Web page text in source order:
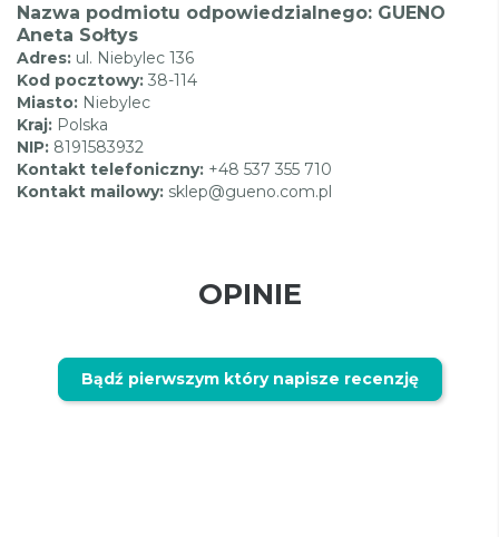
Nazwa podmiotu odpowiedzialnego: GUENO
Aneta Sołtys
Adres: ul. Niebylec 136
Kod pocztowy: 38-114
Miasto: Niebylec
Kraj: Polska
NIP: 8191583932
Kontakt telefoniczny: +48 537 355 710
Kontakt mailowy: sklep@gueno.com.pl
OPINIE
Bądź pierwszym który napisze recenzję